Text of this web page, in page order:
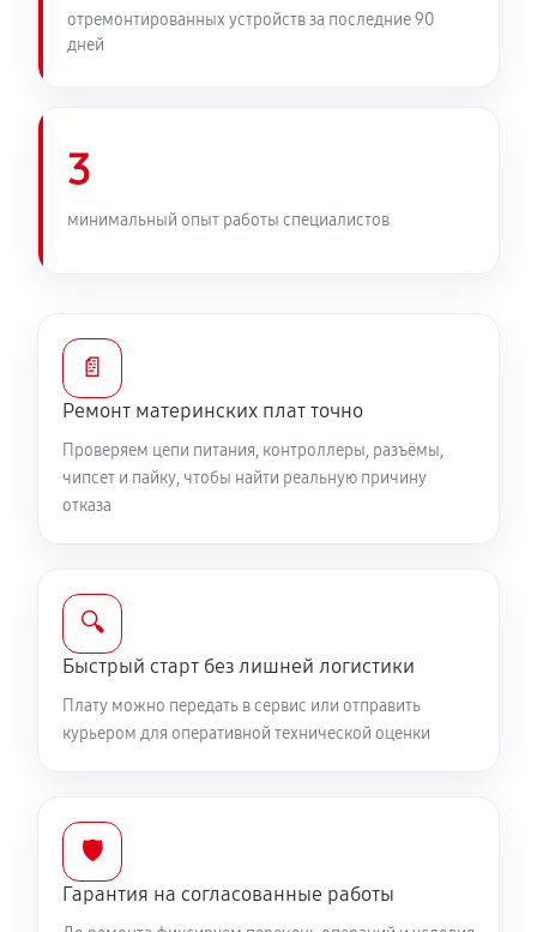
отремонтированных устройств за последние 90
дней
3
минимальный опыт работы специалистов
📄
Ремонт материнских плат точно
Проверяем цепи питания, контроллеры, разъёмы,
чипсет и пайку, чтобы найти реальную причину
отказа
🔍
Быстрый старт без лишней логистики
Плату можно передать в сервис или отправить
курьером для оперативной технической оценки
🛡️
Гарантия на согласованные работы